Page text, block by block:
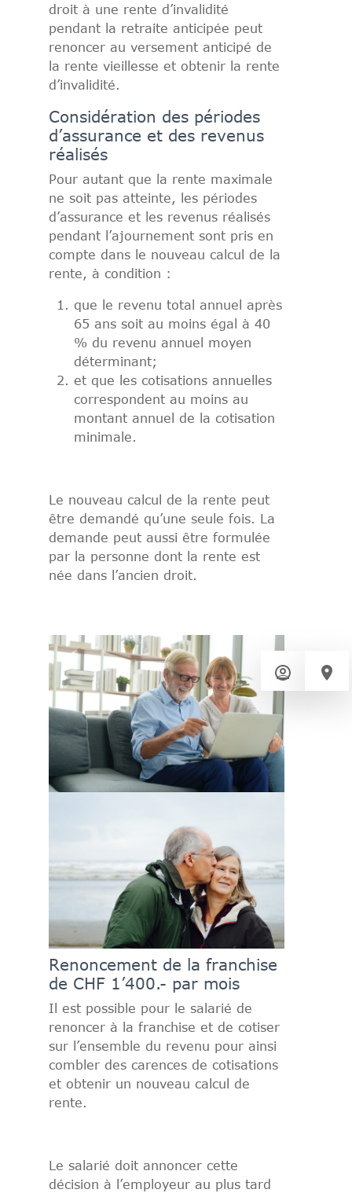
droit à une rente d’invalidité
pendant la retraite anticipée peut
renoncer au versement anticipé de
la rente vieillesse et obtenir la rente
d’invalidité.
Considération des périodes
d’assurance et des revenus
réalisés
Pour autant que la rente maximale
ne soit pas atteinte, les périodes
d’assurance et les revenus réalisés
pendant l’ajournement sont pris en
compte dans le nouveau calcul de la
rente, à condition :
que le revenu total annuel après
65 ans soit au moins égal à 40
% du revenu annuel moyen
déterminant;
et que les cotisations annuelles
correspondent au moins au
montant annuel de la cotisation
minimale.
Le nouveau calcul de la rente peut
être demandé qu’une seule fois. La
demande peut aussi être formulée
par la personne dont la rente est
née dans l’ancien droit.
Renoncement de la franchise
de CHF 1’400.- par mois
Il est possible pour le salarié de
renoncer à la franchise et de cotiser
sur l’ensemble du revenu pour ainsi
combler des carences de cotisations
et obtenir un nouveau calcul de
rente.
Le salarié doit annoncer cette
décision à l’employeur au plus tard